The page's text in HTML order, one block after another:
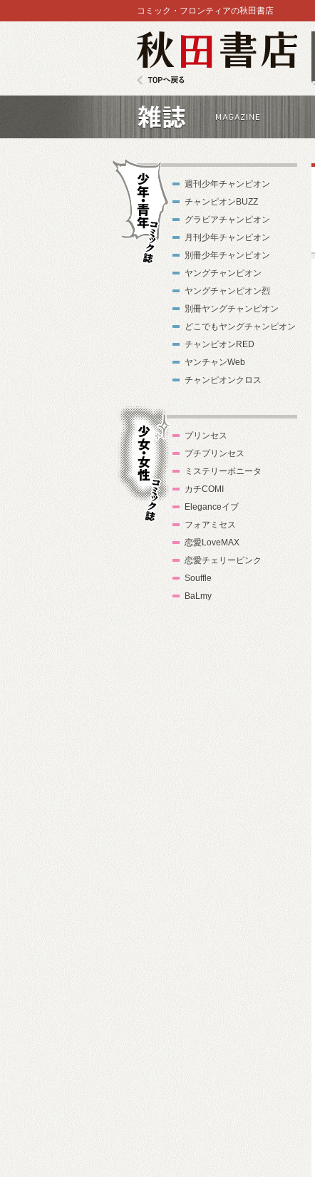
コミック・フロンティアの秋田書店
週刊少年チャンピオン
チャンピオンBUZZ
グラビアチャンピオン
月刊少年チャンピオン
別冊少年チャンピオン
ヤングチャンピオン
ヤングチャンピオン烈
別冊ヤングチャンピオン
どこでもヤングチャンピオン
チャンピオンRED
ヤンチャンWeb
チャンピオンクロス
プリンセス
プチプリンセス
ミステリーボニータ
カチCOMI
Eleganceイブ
フォアミセス
恋愛LoveMAX
恋愛チェリーピンク
Souffle
BaLmy